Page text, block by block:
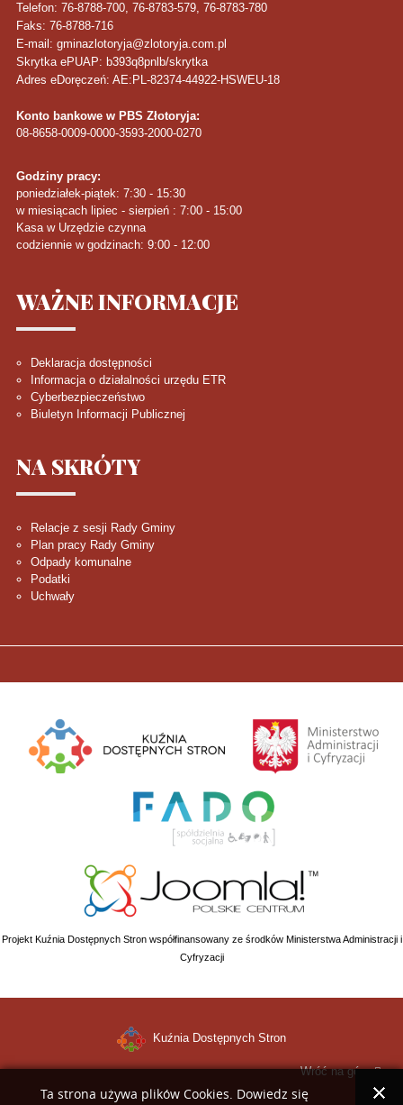
Telefon: 76-8788-700, 76-8783-579, 76-8783-780
Faks: 76-8788-716
E-mail: gminazlotoryja@zlotoryja.com.pl
Skrytka ePUAP: b393q8pnlb/skrytka
Adres eDoręczeń: AE:PL-82374-44922-HSWEU-18
Konto bankowe w PBS Złotoryja:
08-8658-0009-0000-3593-2000-0270
Godziny pracy:
poniedziałek-piątek: 7:30 - 15:30
w miesiącach lipiec - sierpień : 7:00 - 15:00
Kasa w Urzędzie czynna
codziennie w godzinach: 9:00 - 12:00
WAŻNEINFORMACJE
Deklaracja dostępności
Informacja o działalności urzędu ETR
Cyberbezpieczeństwo
Biuletyn Informacji Publicznej
NA SKRÓTY
Relacje z sesji Rady Gminy
Plan pracy Rady Gminy
Odpady komunalne
Podatki
Uchwały
Projekt Kuźnia Dostępnych Stron współfinansowany ze środków Ministerstwa Administracji i
Cyfryzacji
Kuźnia Dostępnych Stron
Wróć na górę
Ta strona używa plików Cookies. Dowiedz się